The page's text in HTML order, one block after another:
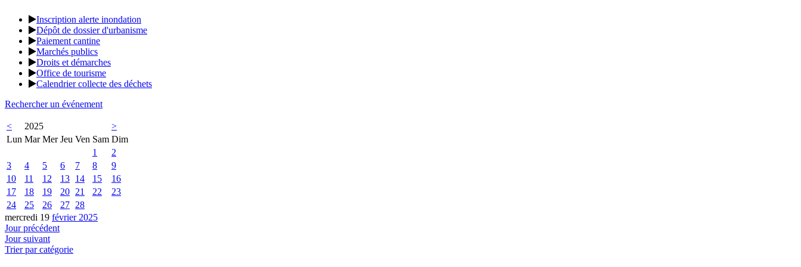
Inscription alerte inondation
Dépôt de dossier d'urbanisme
Paiement cantine
Marchés publics
Droits et démarches
Office de tourisme
Calendrier collecte des déchets
Rechercher un événement
< 2025
>
Lun Mar Mer Jeu Ven Sam Dim
1
2
3
4 5 6 7 8
9
10
11 12 13 14 15
16
17
18 19 20 21 22
23
24
25 26 27 28
mercredi 19 février 2025
Jour précédent
Jour suivant
Trier par catégorie